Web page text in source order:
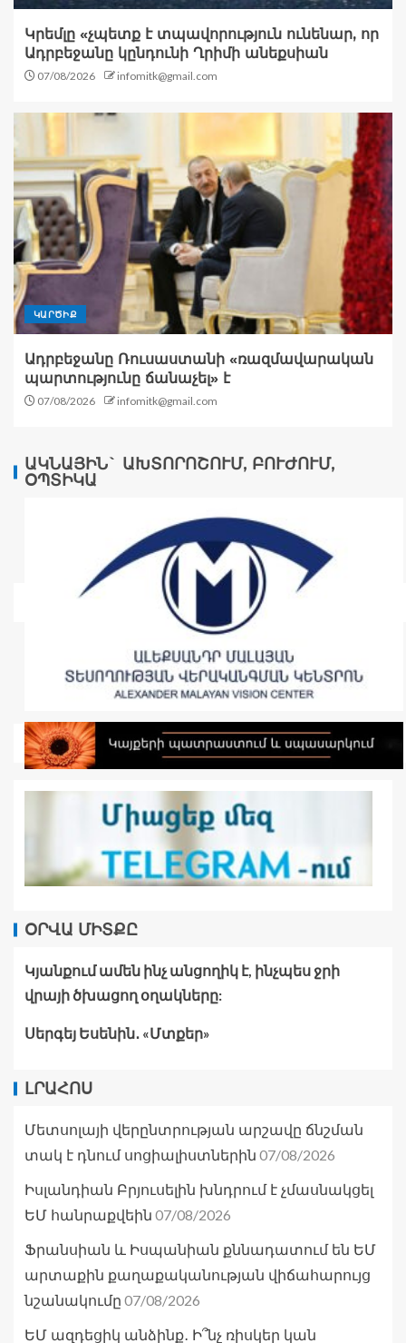
Կրեմլը «չպետք է տպավորություն ունենար, որ
Ադրբեջանը կընդունի Ղրիմի անեքսիան
07/08/2026 infomitk@gmail.com
ԿԱՐԾԻՔ
Ադրբեջանը Ռուսաստանի «ռազմավարական
պարտությունը ճանաչել» է
07/08/2026 infomitk@gmail.com
ԱԿՆԱՅԻՆ` ԱԽՏՈՐՈՇՈՒՄ, ԲՈՒԺՈՒՄ,
ՕՊՏԻԿԱ
ՕՐՎԱ ՄԻՏՔԸ
Կյանքում ամեն ինչ անցողիկ է, ինչպես ջրի
վրայի ծխացող օղակները:
Սերգեյ Եսենին․ «Մտքեր»
ԼՐԱՀՈՍ
Մետսոլայի վերընտրության արշավը ճնշման
տակ է դնում սոցիալիստներին 07/08/2026
Իսլանդիան Բրյուսելին խնդրում է չմասնակցել
ԵՄ հանրաքվեին 07/08/2026
Ֆրանսիան և Իսպանիան քննադատում են ԵՄ
արտաքին քաղաքականության վիճահարույց
նշանակումը 07/08/2026
ԵՄ ազդեցիկ անձինք․ Ի՞նչ ռիսկեր կան